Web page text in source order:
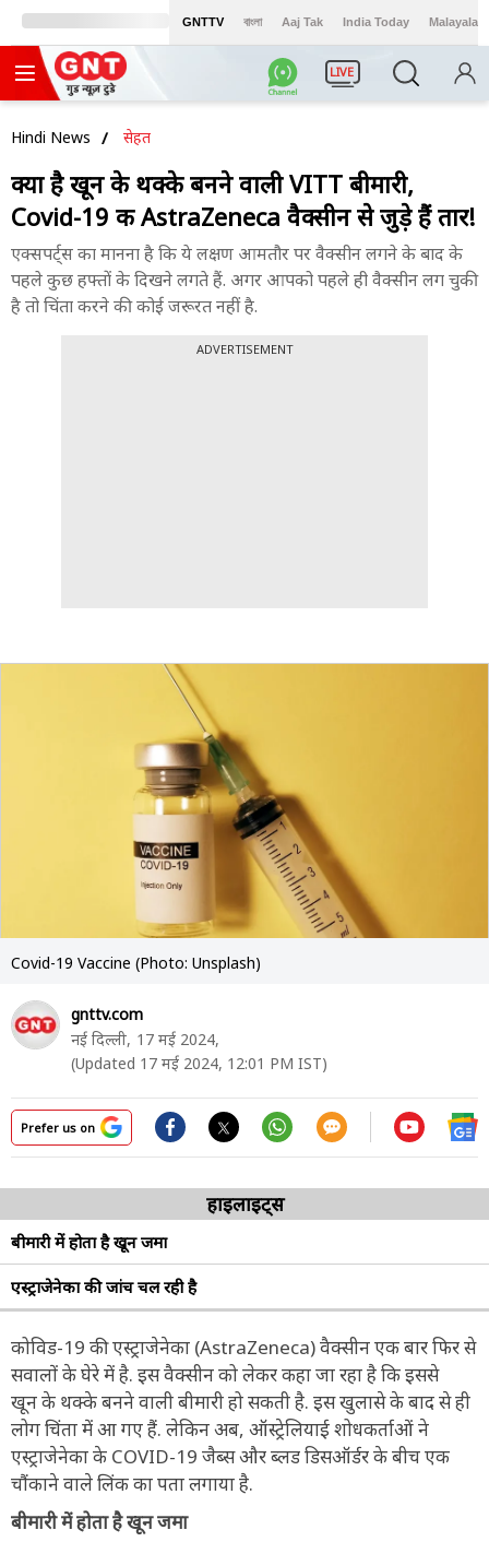
GNTTV বাংলা Aaj Tak India Today Malayalam
LIVE
Hindi News सेहत
क्या है खून के थक्के बनने वाली VITT बीमारी,
Covid​​​​-19 की AstraZeneca वैक्सीन से जुड़े हैं तार!
एक्सपर्ट्स का मानना है कि ये लक्षण आमतौर पर वैक्सीन लगने के बाद के
पहले कुछ हफ्तों के दिखने लगते हैं. अगर आपको पहले ही वैक्सीन लग चुकी
है तो चिंता करने की कोई जरूरत नहीं है.
ADVERTISEMENT
Covid-19 Vaccine (Photo: Unsplash)
gnttv.com
नई दिल्ली, 17 मई 2024,
(Updated 17 मई 2024, 12:01 PM IST)
Prefer us on
हाइलाइट्स
बीमारी में होता है खून जमा
एस्ट्राजेनेका की जांच चल रही है
कोविड-19 की एस्ट्राजेनेका (AstraZeneca) वैक्सीन एक बार फिर से
सवालों के घेरे में है. इस वैक्सीन को लेकर कहा जा रहा है कि इससे
खून के थक्के बनने वाली बीमारी हो सकती है. इस खुलासे के बाद से ही
लोग चिंता में आ गए हैं. लेकिन अब, ऑस्ट्रेलियाई शोधकर्ताओं ने
एस्ट्राजेनेका के COVID-19​​​​ जैब्स और ब्लड डिसऑर्डर के बीच एक
चौंकाने वाले लिंक का पता लगाया है.
बीमारी में होता है खून जमा